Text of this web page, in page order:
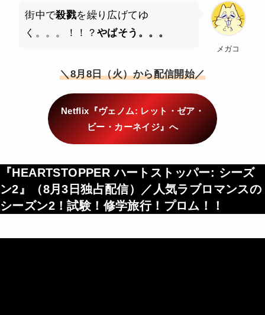
メガコ
街中で殺戮を繰り広げてゆ
く。。。！！？やばそう。。。
＼8月8日（火）から配信開始／
Netflix『ヴェノム: レット・ゼア・
ビー・カーネイジ』へ
『HEARTSTOPPER ハートストッパー: シーズ
ン2』（8月3日独占配信）／人気ラブロマンスの
シーズン2！試験！修学旅行！プロム！！